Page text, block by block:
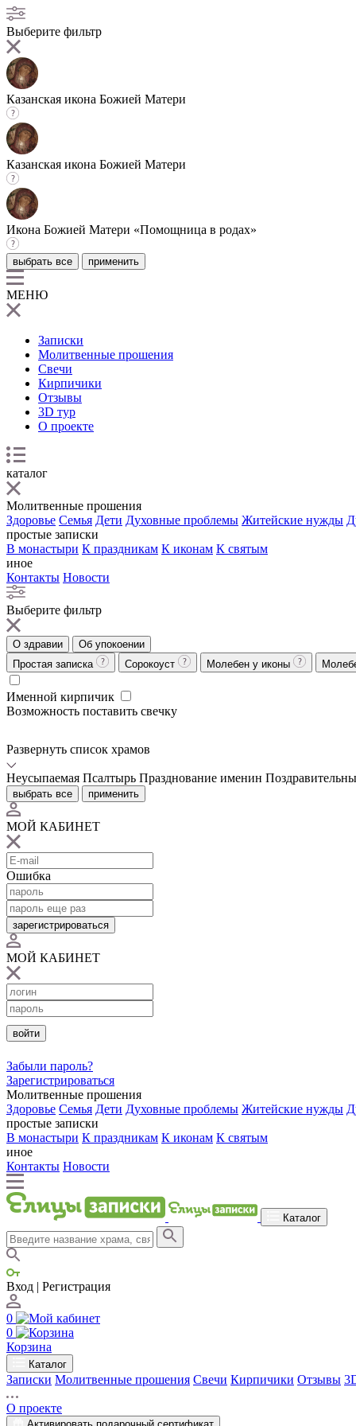
Выберите фильтр
Казанская икона Божией Матери
Казанская икона Божией Матери
Икона Божией Матери «Помощница в родах»
выбрать все применить
МЕНЮ
Записки
Молитвенные прошения
Свечи
Кирпичики
Отзывы
3D тур
О проекте
каталог
Молитвенные прошения
Здоровье Семья Дети Духовные проблемы Житейские нужды
простые записки
В монастыри К праздникам К иконам К святым
иное
Контакты Новости
Выберите фильтр
О здравии
Об упокоении
Простая записка
Сорокоуст Молебен у иконы
Именной кирпичик
Возможность поставить свечку
Развернуть список храмов
Неусыпаемая Псалтырь Празднование именин
выбрать все применить
МОЙ КАБИНЕТ
Ошибка
зарегистрироваться
МОЙ КАБИНЕТ
войти
Забыли пароль?
Зарегистрироваться
Молитвенные прошения
Здоровье Семья Дети Духовные проблемы Житейские нужды
простые записки
В монастыри К праздникам К иконам К святым
иное
Контакты Новости
Каталог
Вход | Регистрация
0
0
Корзина
Каталог
Записки Молитвенные прошения Свечи Кирпичики Отзывы
О проекте